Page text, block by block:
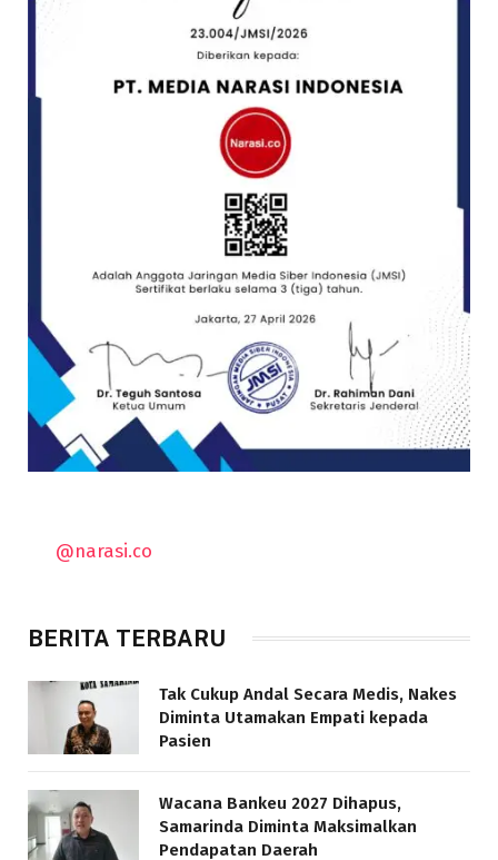
@narasi.co
BERITA TERBARU
Tak Cukup Andal Secara Medis, Nakes
Diminta Utamakan Empati kepada
Pasien
Wacana Bankeu 2027 Dihapus,
Samarinda Diminta Maksimalkan
Pendapatan Daerah